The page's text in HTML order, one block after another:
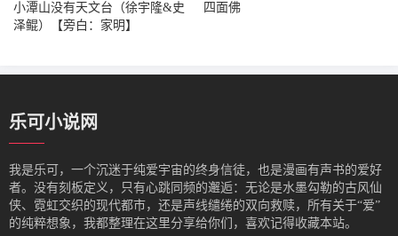
小潭山没有天文台（徐宇隆&史
泽鲲）【旁白：家明】
四面佛
乐可小说网
我是‌乐可，一个沉迷于纯爱宇宙的终身信徒，也是漫画有声书的爱好
者。没有刻板定义，只有心跳同频的邂逅：无论是水墨勾勒的古风仙
侠、霓虹交织的现代都市，还是声线缱绻的双向救赎，所有关于“爱”
的纯粹想象，我都整理在这里分享给你们，喜欢记得收藏本站。